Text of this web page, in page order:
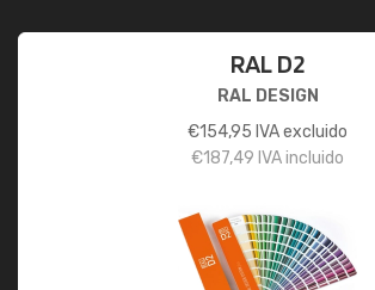
RAL D2
RAL DESIGN
€154,95 IVA excluido
€187,49 IVA incluido